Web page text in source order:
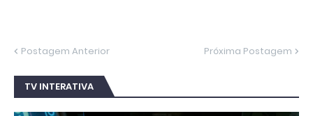
Postagem Anterior Próxima Postagem
TV INTERATIVA